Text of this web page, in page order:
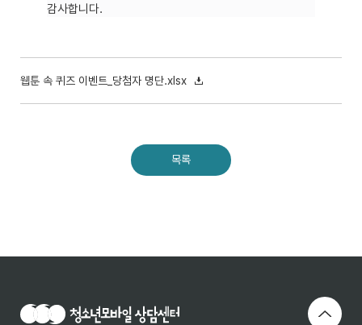
감사합니다.
웹툰 속 퀴즈 이벤트_당첨자 명단.xlsx
목록